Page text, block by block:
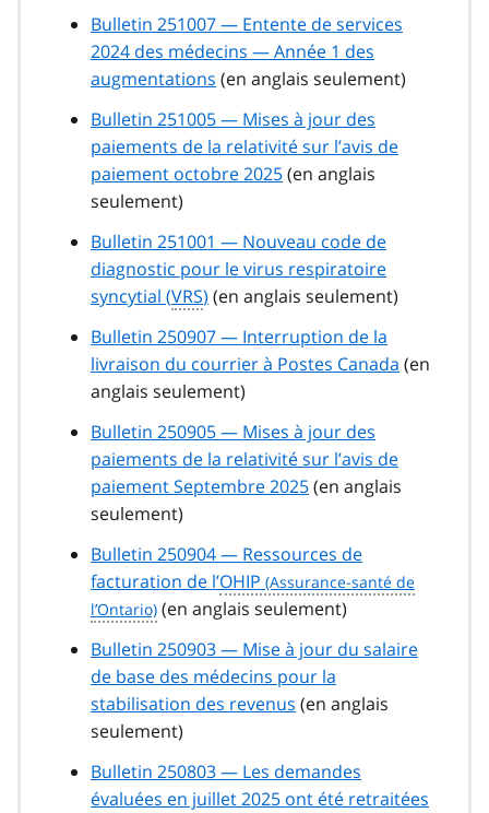
Bulletin 251007 — Entente de services
2024 des médecins — Année 1 des
augmentations (en anglais seulement)
Bulletin 251005 — Mises à jour des
paiements de la relativité sur l’avis de
paiement octobre 2025(en anglais
seulement)
Bulletin 251001 — Nouveau code de
diagnostic pour le virus respiratoire
syncytial (VRS) (en anglais seulement)
Bulletin 250907 — Interruption de la
livraison du courrier à Postes Canada (en
anglais seulement)
Bulletin 250905 — Mises à jour des
paiements de la relativité sur l’avis de
paiement Septembre 2025(en anglais
seulement)
Bulletin 250904 — Ressources de
facturation de l’OHIP
(en anglais seulement)
Bulletin 250903 — Mise à jour du salaire
de base des médecins pour la
stabilisation des revenus (en anglais
seulement)
Bulletin 250803 — Les demandes
évaluées en juillet 2025 ont été retraitées